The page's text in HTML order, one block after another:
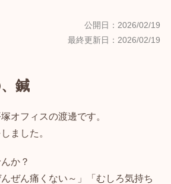
公開日：2026/02/19
最終更新日：2026/02/19
鍼
オフィスの渡邊です。
ました。
か？
ぜん痛くない～」「むしろ気持ち